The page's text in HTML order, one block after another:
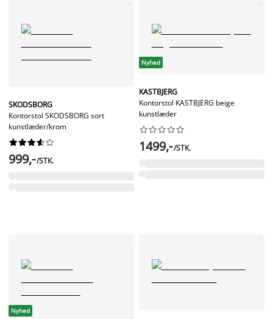
SKODSBORG
Kontorstol SKODSBORG sort
kunstlæder/krom






999,-/STK.
Nyhed
KASTBJERG
Kontorstol KASTBJERG beige
kunstlæder






1499,-/STK.
Nyhed